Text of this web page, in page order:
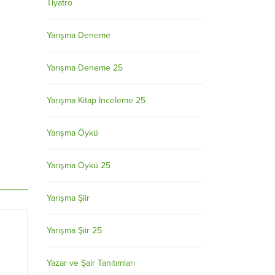
Tiyatro
Yarışma Deneme
Yarışma Deneme 25
Yarışma Kitap İnceleme 25
Yarışma Öykü
Yarışma Öykü 25
Yarışma Şiir
Yarışma Şiir 25
Yazar ve Şair Tanıtımları